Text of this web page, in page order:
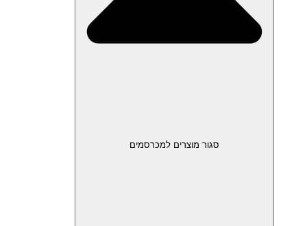
סגור מוצרים למכרסמים